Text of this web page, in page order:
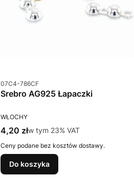
Kod produktu
07C4-786CF
Srebro AG925 Łapaczki
PRODUCENT
WŁOCHY
Cena brutto
4,20 złw tym %s VAT
w tym 23%VAT
Ceny podane bez kosztów dostawy.
Do koszyka